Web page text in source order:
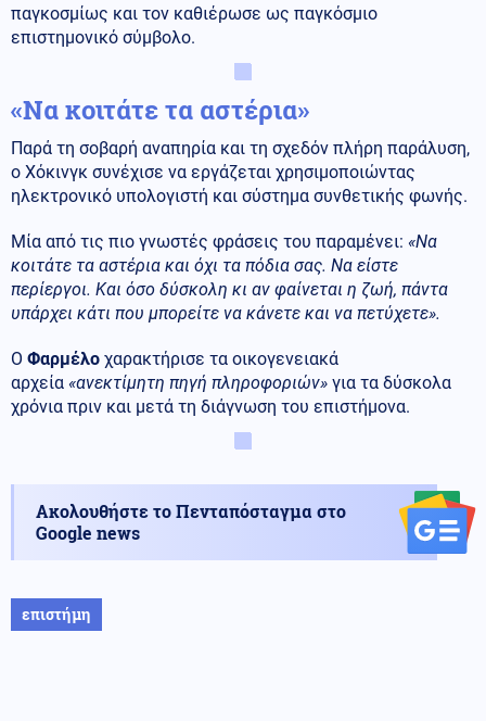
παγκοσμίως και τον καθιέρωσε ως παγκόσμιο
επιστημονικό σύμβολο.
«Να κοιτάτε τα αστέρια»
Παρά τη σοβαρή αναπηρία και τη σχεδόν πλήρη παράλυση,
ο Χόκινγκ συνέχισε να εργάζεται χρησιμοποιώντας
ηλεκτρονικό υπολογιστή και σύστημα συνθετικής φωνής.
Μία από τις πιο γνωστές φράσεις του παραμένει: «Να
κοιτάτε τα αστέρια και όχι τα πόδια σας. Να είστε
περίεργοι. Και όσο δύσκολη κι αν φαίνεται η ζωή, πάντα
υπάρχει κάτι που μπορείτε να κάνετε και να πετύχετε».
Ο Φαρμέλο χαρακτήρισε τα οικογενειακά
αρχεία «ανεκτίμητη πηγή πληροφοριών» για τα δύσκολα
χρόνια πριν και μετά τη διάγνωση του επιστήμονα.
Ακολουθήστε το Πενταπόσταγμα στο
Google news
επιστήμη